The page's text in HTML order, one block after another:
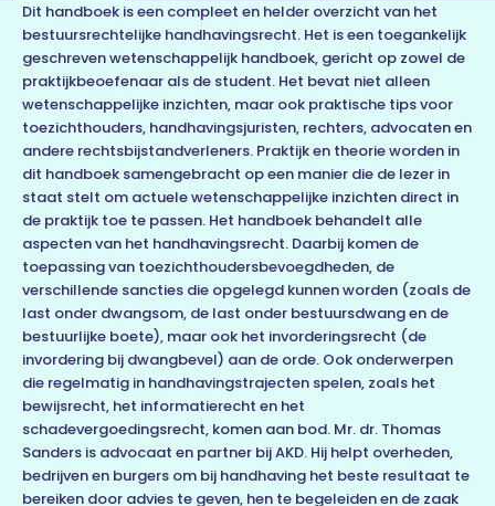
Dit handboek is een compleet en helder overzicht van het
bestuursrechtelijke handhavingsrecht. Het is een toegankelijk
geschreven wetenschappelijk handboek, gericht op zowel de
praktijkbeoefenaar als de student. Het bevat niet alleen
wetenschappelijke inzichten, maar ook praktische tips voor
toezichthouders, handhavingsjuristen, rechters, advocaten en
andere rechtsbijstandverleners. Praktijk en theorie worden in
dit handboek samengebracht op een manier die de lezer in
staat stelt om actuele wetenschappelijke inzichten direct in
de praktijk toe te passen. Het handboek behandelt alle
aspecten van het handhavingsrecht. Daarbij komen de
toepassing van toezichthoudersbevoegdheden, de
verschillende sancties die opgelegd kunnen worden (zoals de
last onder dwangsom, de last onder bestuursdwang en de
bestuurlijke boete), maar ook het invorderingsrecht (de
invordering bij dwangbevel) aan de orde. Ook onderwerpen
die regelmatig in handhavingstrajecten spelen, zoals het
bewijsrecht, het informatierecht en het
schadevergoedingsrecht, komen aan bod. Mr. dr. Thomas
Sanders is advocaat en partner bij AKD. Hij helpt overheden,
bedrijven en burgers om bij handhaving het beste resultaat te
bereiken door advies te geven, hen te begeleiden en de zaak